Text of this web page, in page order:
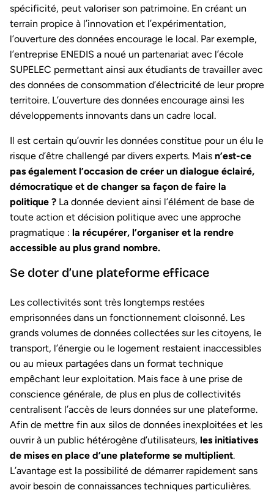
spécificité, peut valoriser son patrimoine. En créant un
terrain propice à l’innovation et l’expérimentation,
l’ouverture des données encourage le local. Par exemple,
l’entreprise ENEDIS a noué un partenariat avec l’école
SUPELEC permettant ainsi aux étudiants de travailler avec
des données de consommation d’électricité de leur propre
territoire. L’ouverture des données encourage ainsi les
développements innovants dans un cadre local.
Il est certain qu’ouvrir les données constitue pour un élu le
risque d’être challengé par divers experts. Mais n’est-ce
pas également l’occasion de créer un dialogue éclairé,
démocratique et de changer sa façon de faire la
politique ? La donnée devient ainsi l’élément de base de
toute action et décision politique avec une approche
pragmatique : la récupérer, l’organiser et la rendre
accessible au plus grand nombre.
Se doter d’une plateforme efficace
Les collectivités sont très longtemps restées
emprisonnées dans un fonctionnement cloisonné. Les
grands volumes de données collectées sur les citoyens, le
transport, l’énergie ou le logement restaient inaccessibles
ou au mieux partagées dans un format technique
empêchant leur exploitation. Mais face à une prise de
conscience générale, de plus en plus de collectivités
centralisent l’accès de leurs données sur une plateforme.
Afin de mettre fin aux silos de données inexploitées et les
ouvrir à un public hétérogène d’utilisateurs, les initiatives
de mises en place d’une plateforme se multiplient.
L’avantage est la possibilité de démarrer rapidement sans
avoir besoin de connaissances techniques particulières.